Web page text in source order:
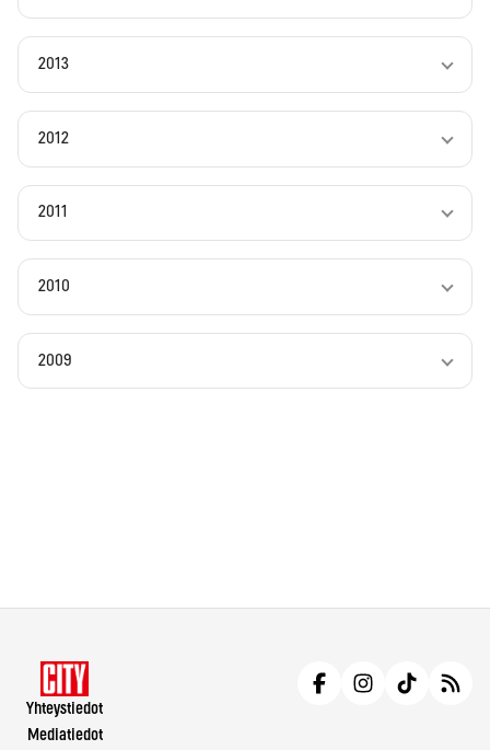
2013
2012
2011
2010
2009
Yhteystiedot
Mediatiedot